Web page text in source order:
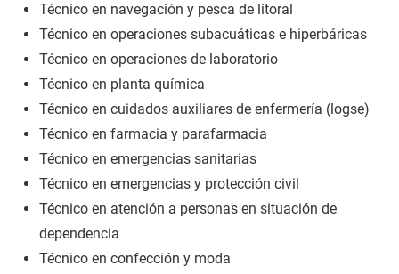
Técnico en navegación y pesca de litoral
Técnico en operaciones subacuáticas e hiperbáricas
Técnico en operaciones de laboratorio
Técnico en planta química
Técnico en cuidados auxiliares de enfermería (logse)
Técnico en farmacia y parafarmacia
Técnico en emergencias sanitarias
Técnico en emergencias y protección civil
Técnico en atención a personas en situación de
dependencia
Técnico en confección y moda